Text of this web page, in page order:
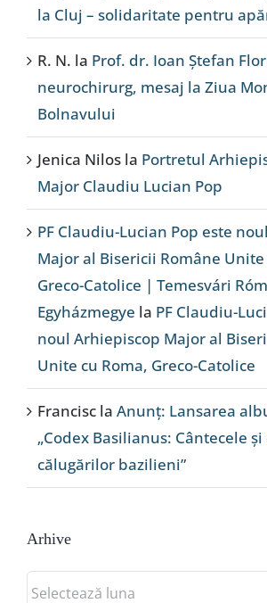
la Cluj – solidaritate pentru
R. N. la Prof. dr. Ioan Ștefan
neurochirurg, mesaj la Ziua
Bolnavului
Jenica Nilos la Portretul
Major Claudiu Lucian Pop
PF Claudiu-Lucian Pop este
Major al Bisericii Române Unite
Greco-Catolice | Temesvári
Egyházmegye la PF Claudiu-
noul Arhiepiscop Major al
Unite cu Roma, Greco-Catolice
Francisc la Anunț: Lansarea
„Codex Basilianus: Cântecele
călugărilor bazilieni”
Arhive
Arhive